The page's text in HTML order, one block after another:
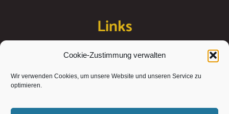
Cookie-Zustimmung verwalten
Wir verwenden Cookies, um unsere Website und unseren Service zu
optimieren.
Links
Kontakt
Impressum